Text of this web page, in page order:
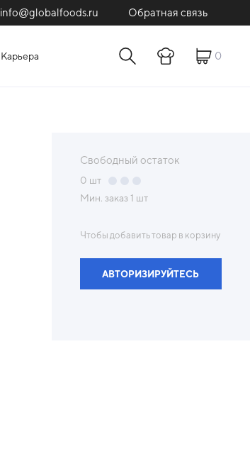
info@globalfoods.ru Обратная связь
Карьера 0
Свободный остаток
0 шт
Мин. заказ 1 шт
Чтобы добавить товар в корзину
АВТОРИЗИРУЙТЕСЬ